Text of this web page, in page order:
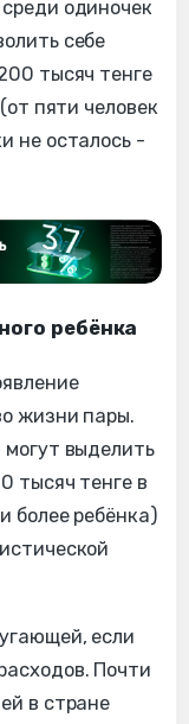
одиночек
себе
тысяч тенге
пяти человек
не осталось -
ребёнка
жизни пары.
выделить
тысяч тенге в
более ребёнка)
если
Почти
в стране